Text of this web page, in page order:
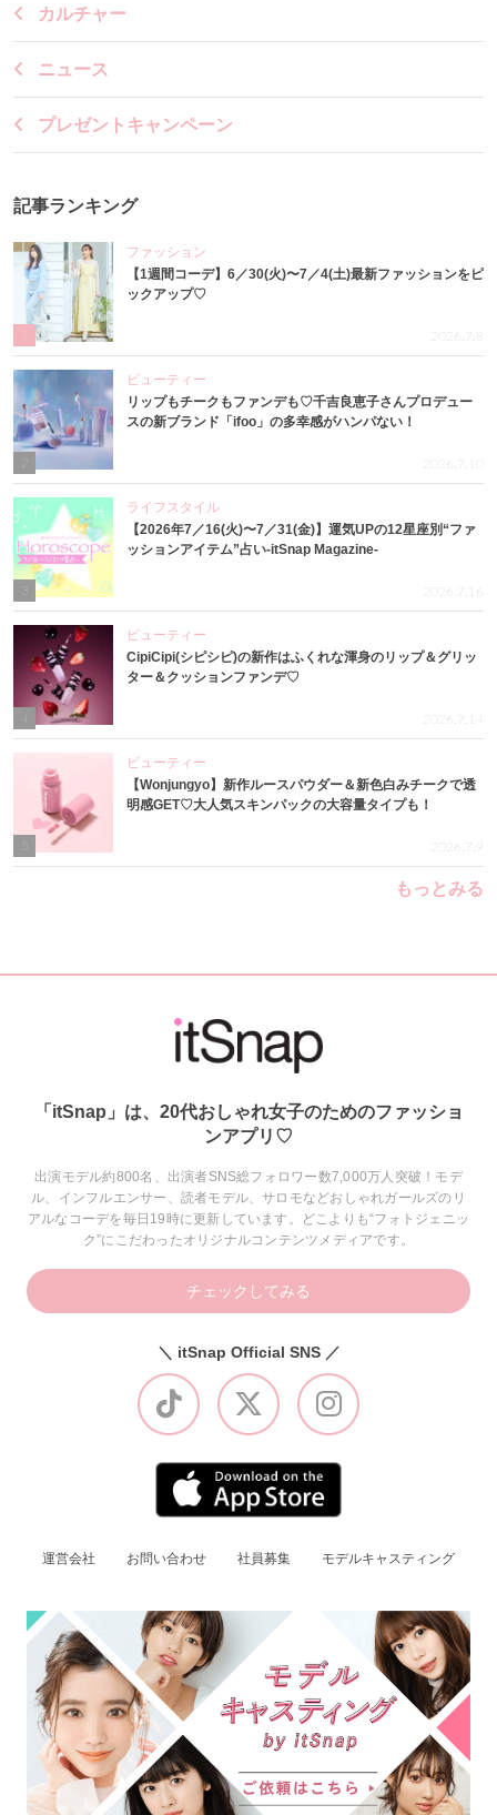
カルチャー
ニュース
プレゼントキャンペーン
記事ランキング
ファッション
【1週間コーデ】6／30(火)〜7／4(土)最新ファッションをピ
ックアップ♡
2026.7.8
ビューティー
リップもチークもファンデも♡千吉良恵子さんプロデュー
スの新ブランド「ifoo」の多幸感がハンパない！
2026.7.10
3
ライフスタイル
【2026年7／16(火)〜7／31(金)】運気UPの12星座別“ファ
ッションアイテム”占い-itSnap Magazine-
2026.7.16
4
ビューティー
CipiCipi(シピシピ)の新作はふくれな渾身のリップ＆グリッ
ター＆クッションファンデ♡
2026.7.14
ビューティー
【Wonjungyo】新作ルースパウダー＆新色白みチークで透
明感GET♡大人気スキンパックの大容量タイプも！
2026.7.9
もっとみる
「itSnap」は、20代おしゃれ女子のためのファッショ
ンアプリ♡
出演モデル約800名、出演者SNS総フォロワー数7,000万人突破！モデ
ル、インフルエンサー、読者モデル、サロモなどおしゃれガールズのリ
アルなコーデを毎日19時に更新しています。どこよりも“フォトジェニッ
ク”にこだわったオリジナルコンテンツメディアです。
チェックしてみる
＼ itSnap Official SNS ／
運営会社 お問い合わせ 社員募集 モデルキャスティング